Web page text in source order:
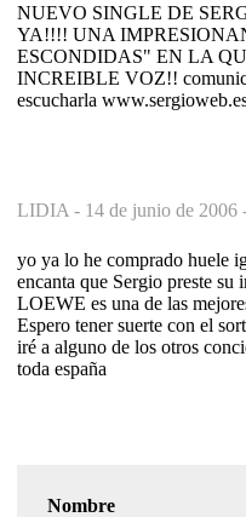
NUEVO SINGLE DE
YA!!!! UNA
ESCONDIDAS" EN LA
INCREIBLE VOZ!!
escucharla
LIDIA - 14 de junio de 2006
yo ya lo he comprado huele
encanta que Sergio preste su
LOEWE es una de las
Espero tener suerte con el
iré a alguno de los otros
toda españa
Nombre